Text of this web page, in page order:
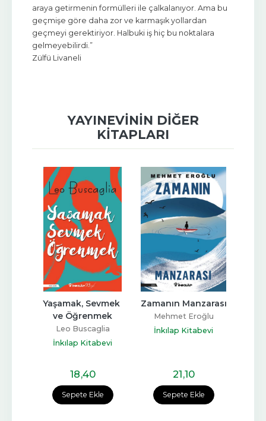
araya getirmenin formülleri ile çalkalanıyor. Ama bu
geçmişe göre daha zor ve karmaşık yollardan
geçmeyi gerektiriyor. Halbuki iş hiç bu noktalara
gelmeyebilirdi.”
Zülfü Livaneli
YAYINEVININ DIĞER
KITAPLARI
Sepete Ekle
Yaşamak, Sevmek
ve Öğrenmek
Leo Buscaglia
İnkılap Kitabevi
18,40
Sepete Ekle
Zamanın Manzarası
Mehmet Eroğlu
İnkılap Kitabevi
21,10